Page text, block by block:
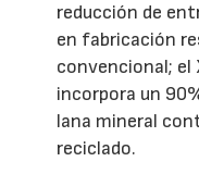
reducción de
en fabricación
convencional; el
incorpora un
lana mineral
reciclado.